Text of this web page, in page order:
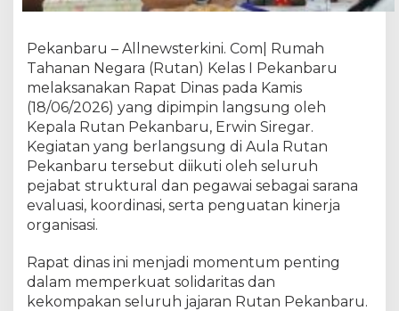
s
,
K
a
u
t
a
n
P
e
n
b
a
Pekanbaru – Allnewsterkini. Com| Rumah
Tahanan Negara (Rutan) Kelas I Pekanbaru
melaksanakan Rapat Dinas pada Kamis
(18/06/2026) yang dipimpin langsung oleh
Kepala Rutan Pekanbaru, Erwin Siregar.
Kegiatan yang berlangsung di Aula Rutan
Pekanbaru tersebut diikuti oleh seluruh
pejabat struktural dan pegawai sebagai sarana
evaluasi, koordinasi, serta penguatan kinerja
organisasi.
Rapat dinas ini menjadi momentum penting
dalam memperkuat solidaritas dan
kekompakan seluruh jajaran Rutan Pekanbaru.